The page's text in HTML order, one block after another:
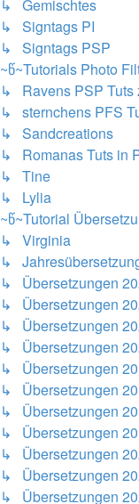
↳ Gemischtes
↳ Signtags PI
↳ Signtags PSP
~წ~Tutorials Photo
↳ Ravens PSP Tuts
↳ sternchens PFS
↳ Sandcreations
↳ Romanas Tuts in
↳ Tine
↳ Lylia
~წ~Tutorial
↳ Virginia
↳
↳ Übersetzungen
↳ Übersetzungen
↳ Übersetzungen
↳ Übersetzungen
↳ Übersetzungen
↳ Übersetzungen
↳ Übersetzungen
↳ Übersetzungen
↳ Übersetzungen
↳ Übersetzungen
↳ Übersetzungen